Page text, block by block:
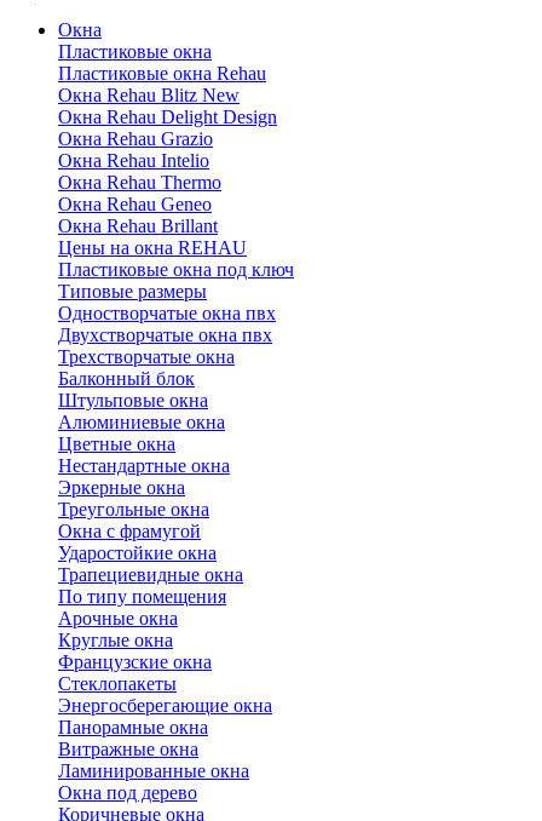
Окна
Пластиковые окна
Пластиковые окна Rehau
Окна Rehau Blitz New
Окна Rehau Delight Design
Окна Rehau Grazio
Окна Rehau Intelio
Окна Rehau Thermo
Окна Rehau Geneo
Окна Rehau Brillant
Цены на окна REHAU
Пластиковые окна под ключ
Типовые размеры
Одностворчатые окна пвх
Двухстворчатые окна пвх
Трехстворчатые окна
Балконный блок
Штульповые окна
Алюминиевые окна
Цветные окна
Нестандартные окна
Эркерные окна
Треугольные окна
Окна с фрамугой
Ударостойкие окна
Трапециевидные окна
По типу помещения
Арочные окна
Круглые окна
Французские окна
Стеклопакеты
Энергосберегающие окна
Панорамные окна
Витражные окна
Ламинированные окна
Окна под дерево
Коричневые окна